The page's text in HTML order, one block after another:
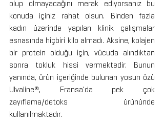
olup olmayacağını merak ediyorsanız bu
konuda içiniz rahat olsun. Binden fazla
kadın üzerinde yapılan klinik çalışmalar
esnasında hiçbiri kilo almadı. Aksine, kolajen
bir protein olduğu için, vücuda alındıktan
sonra tokluk hissi vermektedir. Bunun
yanında, ürün içeriğinde bulunan yosun özü
Ulvaline®, Fransa’da pek çok
zayıflama/detoks ürününde
kullanılmaktadır.